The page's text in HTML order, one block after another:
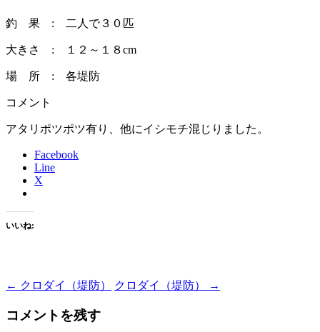
釣 果 : 二人で３０匹
大きさ : １２～１８cm
場 所 : 各堤防
コメント
アタリポツポツ有り、他にイシモチ混じりました。
Facebook
Line
X
いいね:
Post
navigation
← クロダイ（堤防） クロダイ（堤防） →
コメントを残す